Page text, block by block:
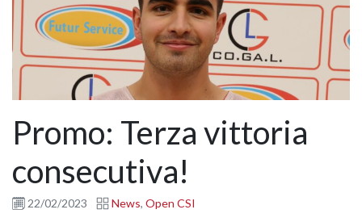
Promo: Terza vittoria
consecutiva!
22/02/2023 News, Open CSI